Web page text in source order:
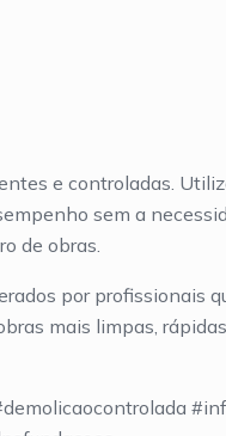
e controladas.
sem a
de obras.
por profissionais
mais limpas,